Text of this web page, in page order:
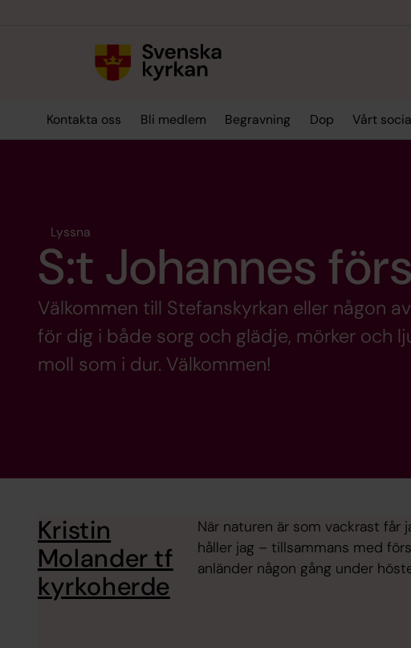
Kontakta oss Bli medlem Begravning Dop Vårt
Lyssna
S:t Johannes
Välkommen till Stefanskyrkan eller någon
för dig i både sorg och glädje, mörker och
moll som i dur. Välkommen!
Kristin
Molander tf
kyrkoherde
När naturen är som vackrast får
håller jag – tillsammans med
anländer någon gång under